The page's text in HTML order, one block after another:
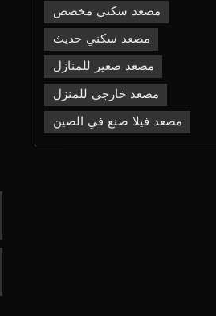
مصعد سكني مخصص
مصعد سكني حديث
مصعد صغير للمنازل
مصعد خارجي للمنزل
مصعد فيلا صنع في الصين